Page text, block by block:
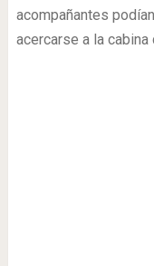
acompañantes
acercarse a la cabina